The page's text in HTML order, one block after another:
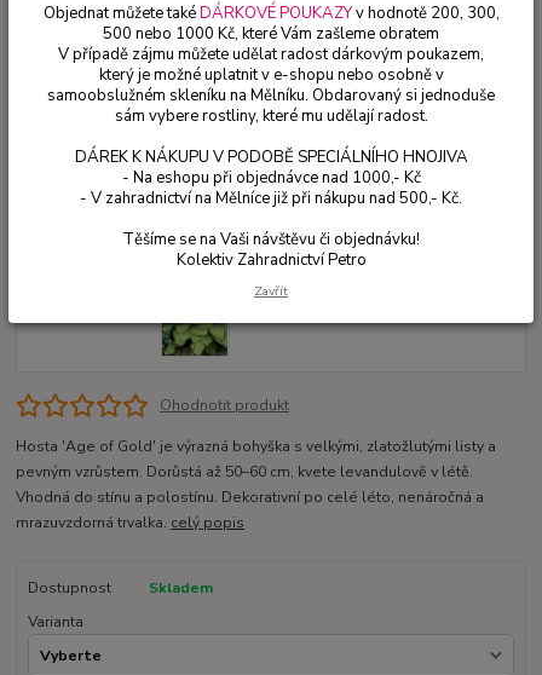
Ohodnotit produkt
Hosta 'Age of Gold' je výrazná bohyška s velkými, zlatožlutými listy a
pevným vzrůstem. Dorůstá až 50–60 cm, kvete levandulově v létě.
Vhodná do stínu a polostínu. Dekorativní po celé léto, nenáročná a
mrazuvzdorná trvalka. celý popis
Dostupnost
Skladem
Varianta
Objednat můžete takéDÁRKOVÉ POUKAZYv hodnotě 200, 300,
500 nebo 1000 Kč, které Vám zašleme obratem
V případě zájmu můžete udělat radost dárkovým poukazem,
který je možné uplatnit v e-shopu nebo osobně v
samoobslužném skleníku na Mělníku. Obdarovaný si jednoduše
sám vybere rostliny, které mu udělají radost.
DÁREK K NÁKUPU V PODOBĚ SPECIÁLNÍHO HNOJIVA
- Na eshopu při objednávce nad 1000,- Kč
- V zahradnictví na Mělníce již při nákupu nad 500,- Kč.
Těšíme se na Vaši návštěvu či objednávku!
Kolektiv Zahradnictví Petro
Zavřít